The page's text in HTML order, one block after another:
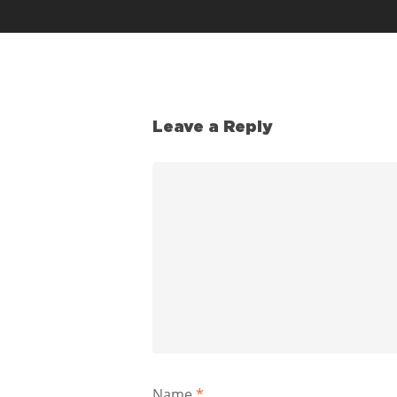
Leave a Reply